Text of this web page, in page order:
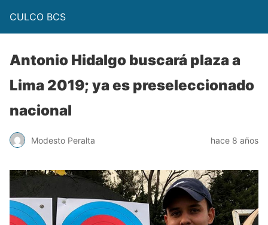
CULCO BCS
Antonio Hidalgo buscará plaza a
Lima 2019; ya es preseleccionado
nacional
Modesto Peralta hace 8 años